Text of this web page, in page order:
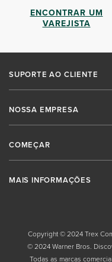
ENCONTRAR UM
VAREJISTA
SUPORTE AO CLIENTE
NOSSA EMPRESA
COMEÇAR
MAIS INFORMAÇÕES
Copyright © 2024 Trex
© 2024 Warner Bros.
Todas as marcas